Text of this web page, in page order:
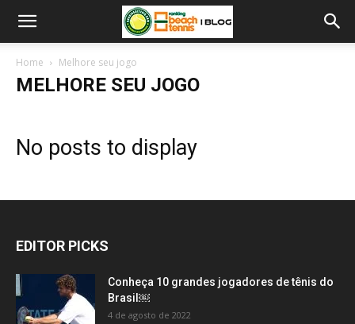
Home Melhore seu jogo
MELHORE SEU JOGO
No posts to display
EDITOR PICKS
Conheça 10 grandes jogadores de tênis do
Brasil￼
4 de agosto de 2022